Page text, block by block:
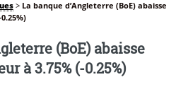
> La banque d’Angleterre (BoE) abaisse
(BoE) abaisse
à 3.75% (-0.25%)